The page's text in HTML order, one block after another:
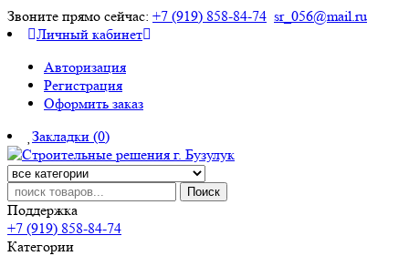
Звоните прямо сейчас: +7 (919) 858-84-74 sr_056@mail.ru
Личный кабинет
Авторизация
Регистрация
Оформить заказ
Закладки (0)
Поиск
Поддержка
+7 (919) 858-84-74
Категории